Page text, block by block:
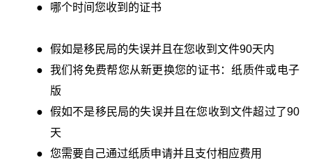
哪个时间您收到的证书
假如是移民局的失误并且在您收到文件90天内
我们将免费帮您从新更换您的证书：纸质件或电子
版
假如不是移民局的失误并且在您收到文件超过了90
天
您需要自己通过纸质申请并且支付相应费用